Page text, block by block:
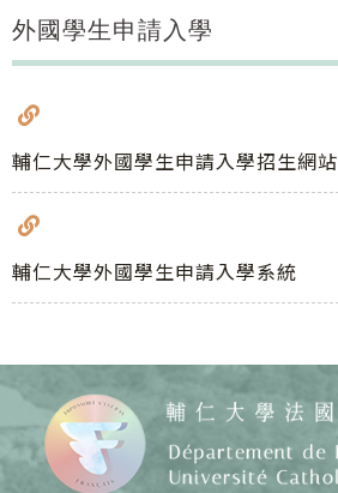
外國學生申請入學
輔仁大學外國學生申請入學招生網站
輔仁大學外國學生申請入學系統